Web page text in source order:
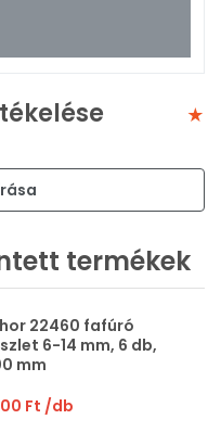
termékek
22460 fafúró
6-14 mm, 6 db,
mm
Ft /db